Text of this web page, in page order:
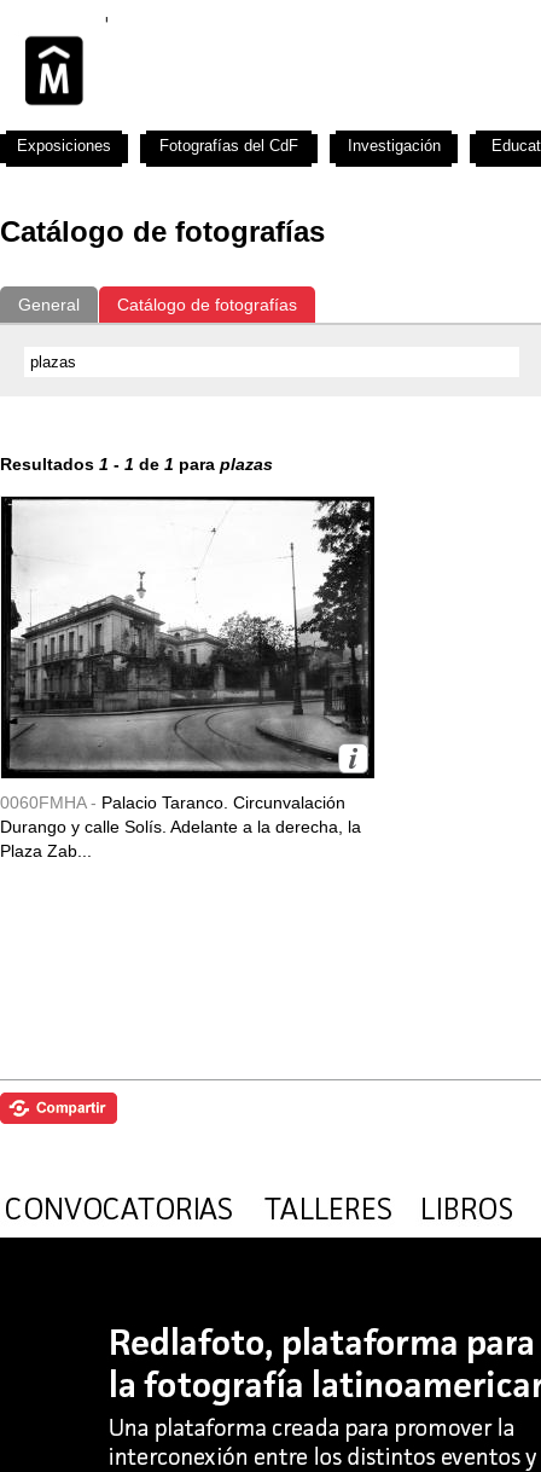
Catálogo de fotografías
General Catálogo de fotografías
Resultados 1 - 1 de 1 para plazas
0060FMHA - Palacio Taranco. Circunvalación
Durango y calle Solís. Adelante a la derecha, la
Plaza Zab...
Exposiciones Fotografías del CdF Investigación